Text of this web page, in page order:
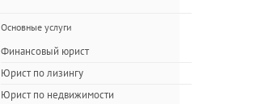
Основные услуги
Финансовый юрист
Юрист по лизингу
Юрист по недвижимости